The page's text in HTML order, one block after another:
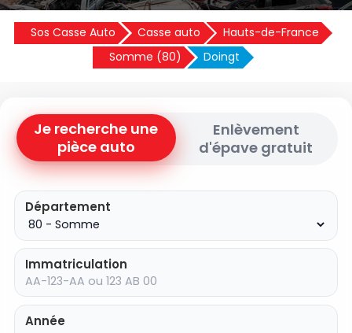
Sos Casse Auto Casse auto
Hauts-de-France
Somme (80)
Doingt
Je recherche une
pièce auto
Enlèvement
d'épave gratuit
Département
Immatriculation
Année